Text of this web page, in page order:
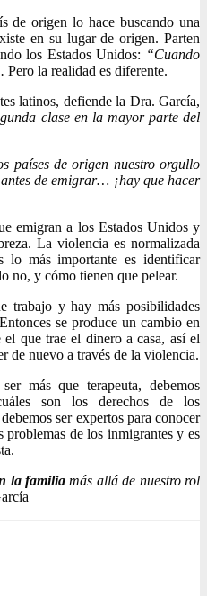
de origen lo hace buscando una
en su lugar de origen. Parten
los Estados Unidos: “Cuando
Pero la realidad es diferente.
latinos, defiende la Dra. García,
clase en la mayor parte del
países de origen nuestro orgullo
de emigrar… ¡hay que hacer
emigran a los Estados Unidos y
La violencia es normalizada
lo más importante es identificar
no, y cómo tienen que pelear.
trabajo y hay más posibilidades
se produce un cambio en
que trae el dinero a casa, así el
de nuevo a través de la violencia.
más que terapeuta, debemos
son los derechos de los
ser expertos para conocer
problemas de los inmigrantes y es
la familiamás allá de nuestro rol